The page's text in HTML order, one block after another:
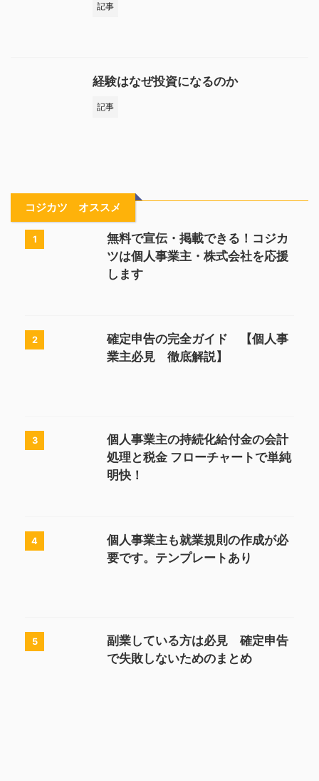
記事
経験はなぜ投資になるのか
記事
コジカツ オススメ
1
無料で宣伝・掲載できる！コジカ
ツは個人事業主・株式会社を応援
します
2
確定申告の完全ガイド 【個人事
業主必見 徹底解説】
3
個人事業主の持続化給付金の会計
処理と税金 フローチャートで単純
明快！
4
個人事業主も就業規則の作成が必
要です。テンプレートあり
5
副業している方は必見 確定申告
で失敗しないためのまとめ